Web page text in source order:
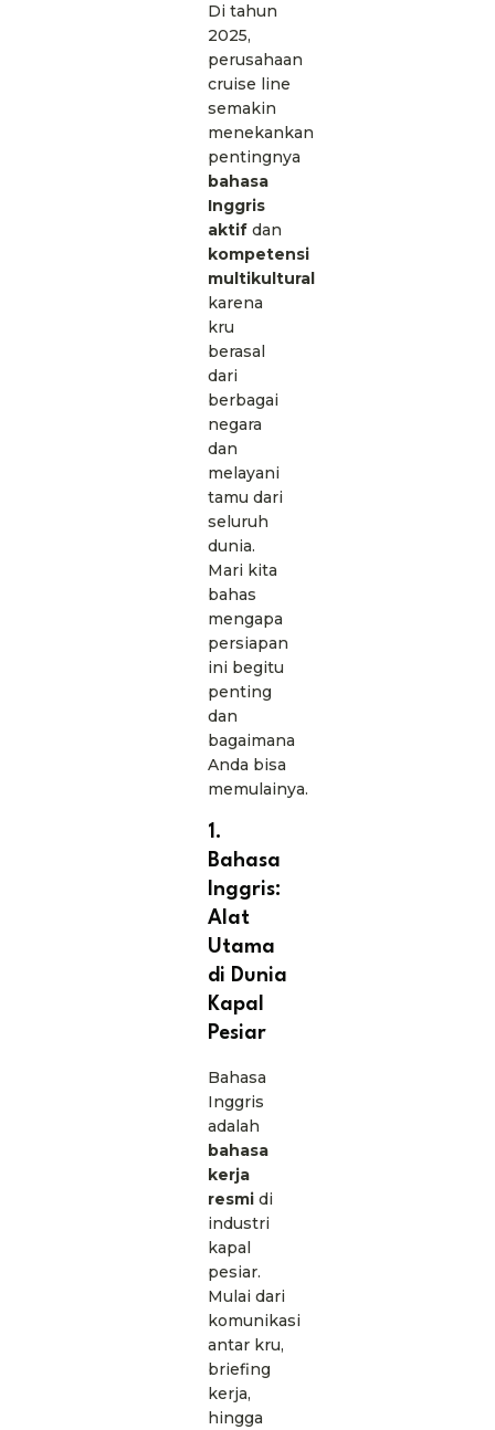
Di tahun
2025,
perusahaan
cruise line
semakin
menekankan
pentingnya
bahasa
Inggris
aktif dan
kompetensi
multikultural
karena
kru
berasal
dari
berbagai
negara
dan
melayani
tamu dari
seluruh
dunia.
Mari kita
bahas
mengapa
persiapan
ini begitu
penting
dan
bagaimana
Anda bisa
memulainya.
1.
Bahasa
Inggris:
Alat
Utama
di Dunia
Kapal
Pesiar
Bahasa
Inggris
adalah
bahasa
kerja
resmi di
industri
kapal
pesiar.
Mulai dari
komunikasi
antar kru,
briefing
kerja,
hingga